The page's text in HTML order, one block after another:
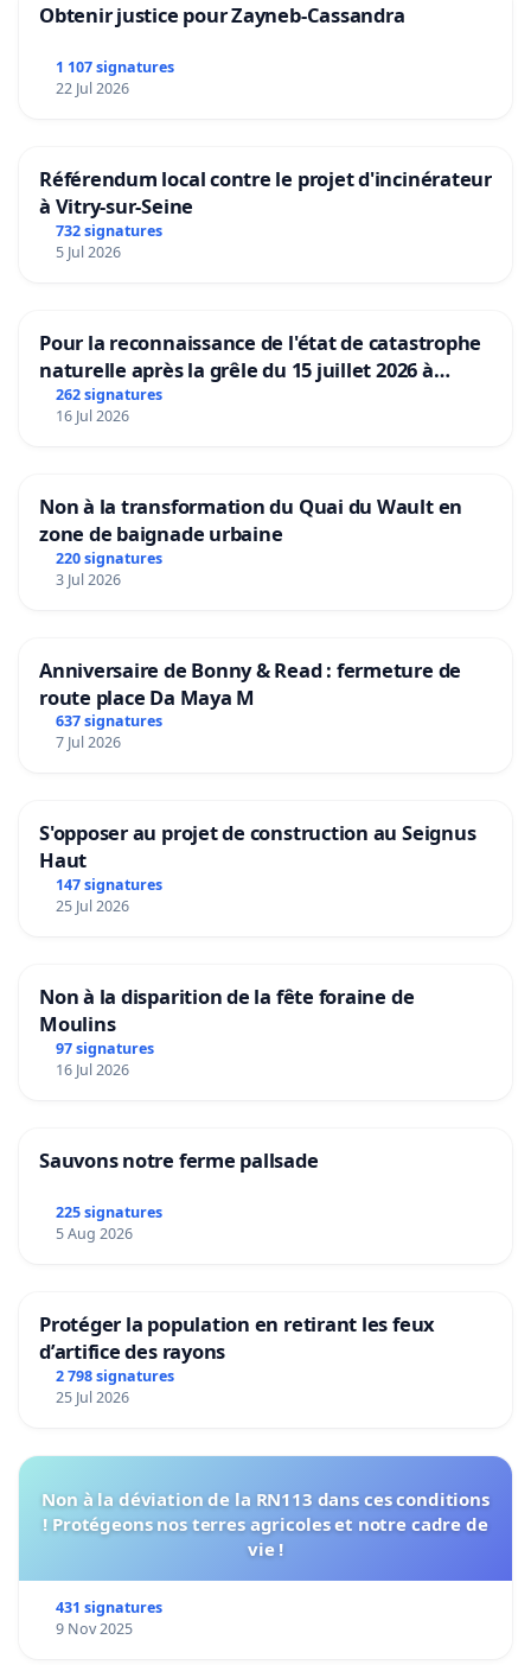
Obtenir justice pour Zayneb-Cassandra
1 107 signatures
22 Jul 2026
Référendum local contre le projet d'incinérateur
à Vitry-sur-Seine
732 signatures
5 Jul 2026
Pour la reconnaissance de l'état de catastrophe
naturelle après la grêle du 15 juillet 2026 à
Aubenas et ses alentours
262 signatures
16 Jul 2026
Non à la transformation du Quai du Wault en
zone de baignade urbaine
220 signatures
3 Jul 2026
Anniversaire de Bonny & Read : fermeture de
route place Da Maya M
637 signatures
7 Jul 2026
S'opposer au projet de construction au Seignus
Haut
147 signatures
25 Jul 2026
Non à la disparition de la fête foraine de
Moulins
97 signatures
16 Jul 2026
Sauvons notre ferme pallsade
225 signatures
5 Aug 2026
Protéger la population en retirant les feux
d’artifice des rayons
2 798 signatures
25 Jul 2026
Non à la déviation de la RN113 dans ces conditions
! Protégeons nos terres agricoles et notre cadre de
vie !
431 signatures
9 Nov 2025